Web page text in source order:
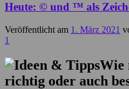
Heute: © und ™ als
Veröffentlicht am 1. März 2021
1
Wie
richtig oder auch